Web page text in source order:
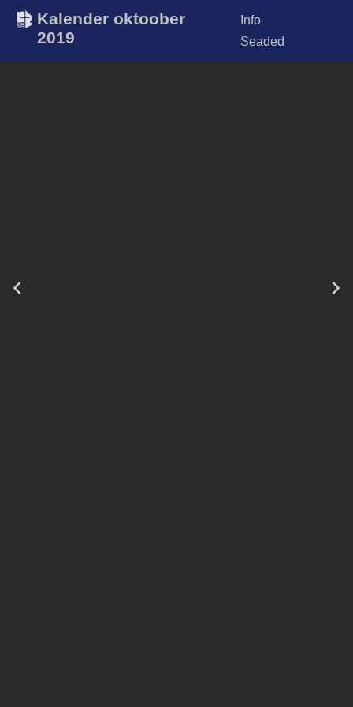
Kalender oktoober
2019
Info
Seaded